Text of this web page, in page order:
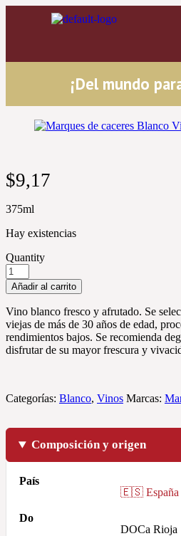
¡Del mundo
$9,17
375ml
Hay existencias
Quantity
Añadir al carrito
Vino blanco fresco y afrutado. Se
viejas de más de 30 años de edad,
rendimientos bajos. Se recomienda
disfrutar de su mayor frescura y
Categorías: Blanco, Vinos Marcas:
Composición y origen
País
🇪🇸 España
Do
DOCa Rioja